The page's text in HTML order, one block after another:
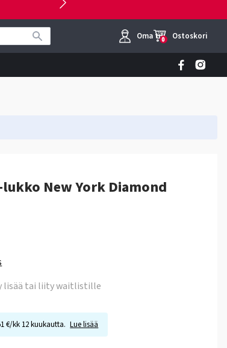
Oma tili
0 Ostoskori
New York Diamond
lisää tai liity waitlistille
€/kk 12 kuukautta. Lue lisää